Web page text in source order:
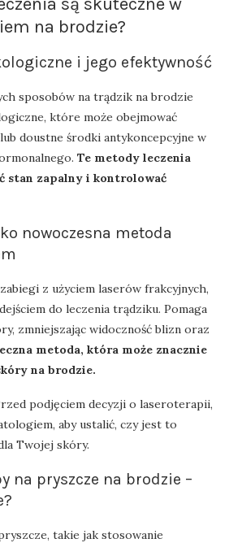
na brodzie?
i jego efektywność
sposobów na trądzik na brodzie
które może obejmować
doustne środki antykoncepcyjne w
Te metody leczenia
stan zapalny i kontrolować
nowoczesna metoda
z użyciem laserów frakcyjnych,
do leczenia trądziku. Pomaga
zmniejszając widoczność blizn oraz
metoda, która może znacznie
na brodzie.
podjęciem decyzji o laseroterapii,
aby ustalić, czy jest to
Twojej skóry.
na pryszcze na brodzie –
takie jak stosowanie